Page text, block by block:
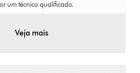
um técnico qualificado.
Veja mais